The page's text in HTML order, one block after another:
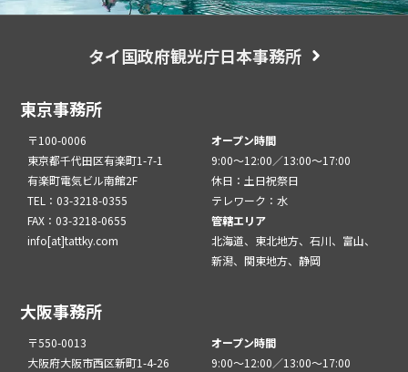
タイ国政府観光庁日本事務所
東京事務所
〒100-0006
東京都千代田区有楽町1-7-1
有楽町電気ビル南館2F
TEL：03-3218-0355
FAX：03-3218-0655
info[at]tattky.com
オープン時間
9:00～12:00／13:00～17:00
休日：土日祝祭日
テレワーク：水
管轄エリア
北海道、東北地方、石川、富山、
新潟、関東地方、静岡
大阪事務所
〒550-0013
大阪府大阪市西区新町1-4-26
オープン時間
9:00～12:00／13:00～17:00